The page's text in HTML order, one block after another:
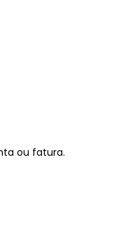
ou fatura.